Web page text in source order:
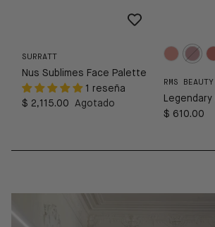
SURRATT
Nus Sublimes Face Palette
1 reseña
$ 2,115.00
Agotado
RMS BEAUTY
Legendary
$ 610.00